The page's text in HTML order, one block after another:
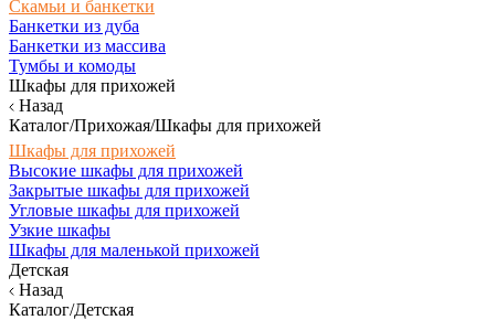
Скамьи и банкетки
Банкетки из дуба
Банкетки из массива
Тумбы и комоды
Шкафы для прихожей
Назад
Каталог/Прихожая/Шкафы для прихожей
Шкафы для прихожей
Высокие шкафы для прихожей
Закрытые шкафы для прихожей
Угловые шкафы для прихожей
Узкие шкафы
Шкафы для маленькой прихожей
Детская
Назад
Каталог/Детская